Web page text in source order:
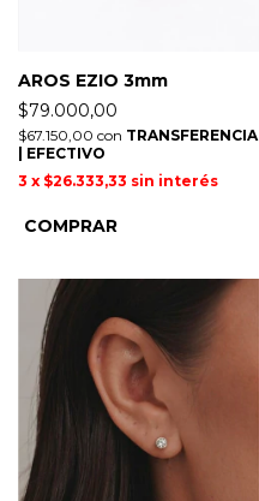
AROS EZIO 3mm
$79.000,00
$67.150,00 con TRANSFERENCIA
| EFECTIVO
3 x $26.333,33 sin interés